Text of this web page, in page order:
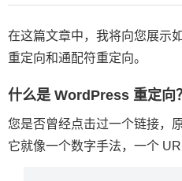
在这篇文章中，我将向您展示
重定向和通配符重定向。
什么是 WordPress 重定向？
您是否曾经点击过一个链接，
它就像一个数字手法，一个